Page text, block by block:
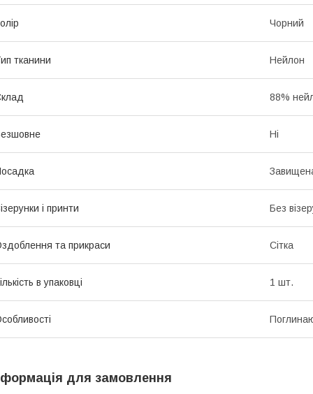
Чорний
тканини Нейлон
88%
Ні
і принти Без
та прикраси Сітка
в упаковці 1 шт.
для замовлення